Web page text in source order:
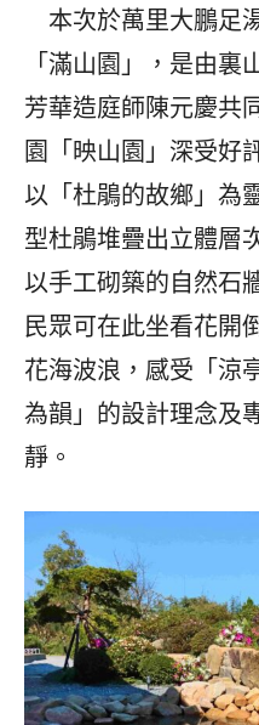
本次於萬里大鵬足
「滿山園」，是由
芳華造庭師陳元慶共
園「映山園」深受好
以「杜鵑的故鄉」為
型杜鵑堆疊出立體層
以手工砌築的自然石
民眾可在此坐看花開
花海波浪，感受「涼
為韻」的設計理念及
靜。